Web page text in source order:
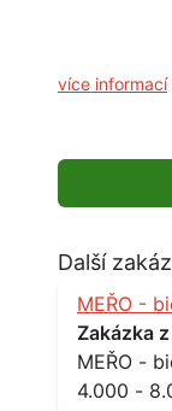
více informací
Další
MEŘO -
Zakázka
MEŘO - biodiesel Lokalita: - Praha Termín: -
4.000 -